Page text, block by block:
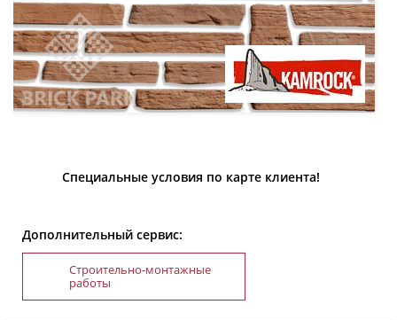
Специальные условия по карте клиента!
Дополнительный сервис:
Строительно-монтажные
работы